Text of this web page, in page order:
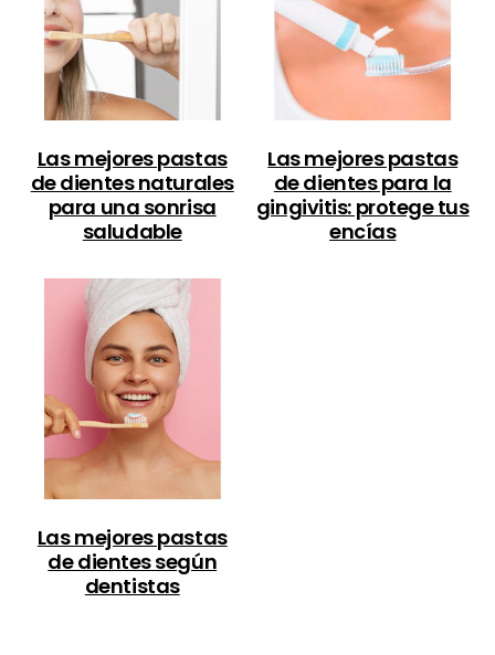
Las mejores pastas
de dientes naturales
para una sonrisa
saludable
Las mejores pastas
de dientes para la
gingivitis: protege tus
encías
Las mejores pastas
de dientes según
dentistas